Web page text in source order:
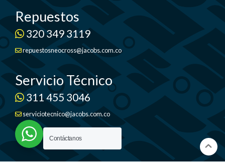
Repuestos
320 349 3119
repuestosneocross@jacobs.com.co
Servicio Técnico
311 455 3046
serviciotecnico@jacobs.com.co
Contáctanos